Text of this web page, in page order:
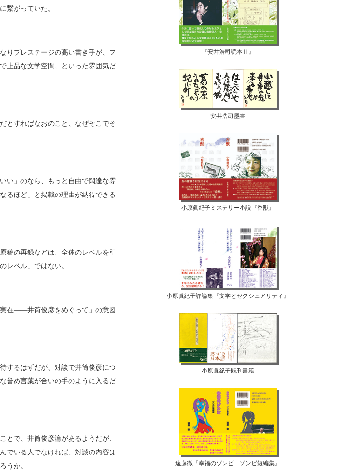
繋がっていた。
りプレステージの高い書き手が、フ
上品な文学空間、といった雰囲気だ
とすればなおのこと、なぜそこでそ
い」のなら、もっと自由で闊達な雰
るほど」と掲載の理由が納得できる
稿の再録などは、全体のレベルを引
レベル」ではない。
在――井筒俊彦をめぐって」の意図
するはずだが、対談で井筒俊彦につ
誉め言葉が合いの手のように入るだ
で、井筒俊彦論があるようだが、
でいる人でなければ、対談の内容は
うか。
『安井浩司読本Ⅱ』
安井浩司墨書
小原眞紀子ミステリー小説『香獣』
小原眞紀子評論集『文学とセクシュアリティ』
小原眞紀子既刊書籍
遠藤徹『幸福のゾンビ ゾンビ短編集』